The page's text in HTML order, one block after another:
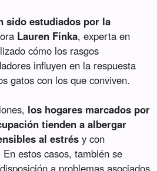
sido estudiados por la
Lauren Finka, experta en
cómo los rasgos
influyen en la respuesta
gatos con los que conviven.
los hogares marcados por
tienden a albergar
al estrés y con
estos casos, también se